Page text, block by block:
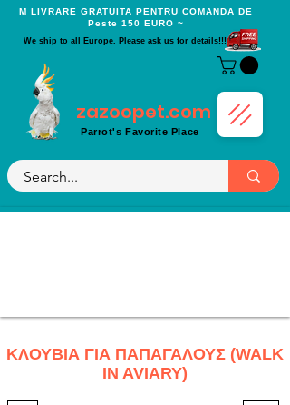
Μ LIVRARE GRATUITA PENTRU COMANDA DE
Peste 150 EURO ~
We ship to all Europe. Please ask us for details!!!
zazoopet.com
Parrot's Favorite Place
ΚΛΟΥΒΙΑ ΓΙΑ ΠΑΠΑΓΑΛΟΥΣ (WALK
IN AVIARY)